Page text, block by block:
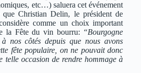
etc…) saluera cet événement
que Christian Delin, le président de
comme un choix important
la Fête du vin bourru: “Bourgogne
nos côtés depuis que nous avons
fête populaire, on ne pouvait donc
telle occasion de rendre hommage à